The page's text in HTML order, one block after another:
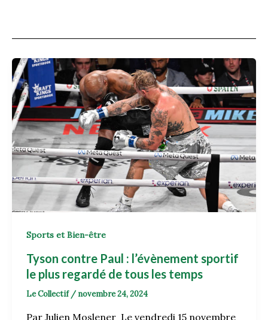
Sports et Bien-être
Tyson contre Paul : l’évènement sportif
le plus regardé de tous les temps
Le Collectif / novembre 24, 2024
Par Julien Moslener Le vendredi 15 novembre